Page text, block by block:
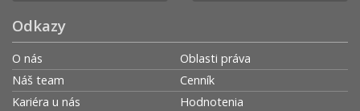
Odkazy
O nás
Náš team
Kariéra u nás
Oblasti práva
Cenník
Hodnotenia